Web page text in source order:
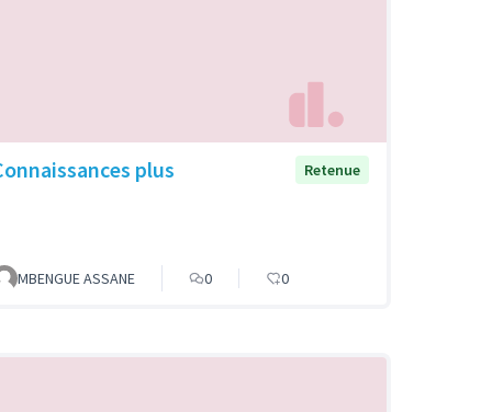
plus Retenue
MBENGUE ASSANE 0 0